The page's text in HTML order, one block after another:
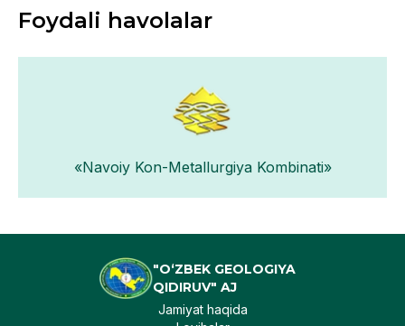
Foydali havolalar
«Navoiy Kon-Metallurgiya Kombinati»
"O‘ZBEK GEOLOGIYA
QIDIRUV" AJ
Jamiyat haqida